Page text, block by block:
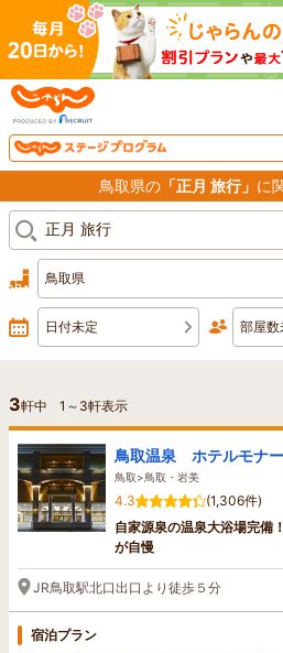
鳥取県の「正月 旅行」 に
鳥取県
日付未定 部屋数
3軒中 1 ～ 3軒表示
鳥取温泉 ホテルモナ
鳥取>鳥取・岩美
4.3
(1,306件)
自家源泉の温泉大浴場完備
が自慢
JR鳥取駅北口出口より徒歩５分
宿泊プラン